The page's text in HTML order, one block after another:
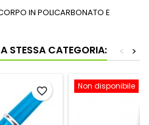
IN POLICARBONATO E
STESSA CATEGORIA: >
<
favorite_border Non disponibile